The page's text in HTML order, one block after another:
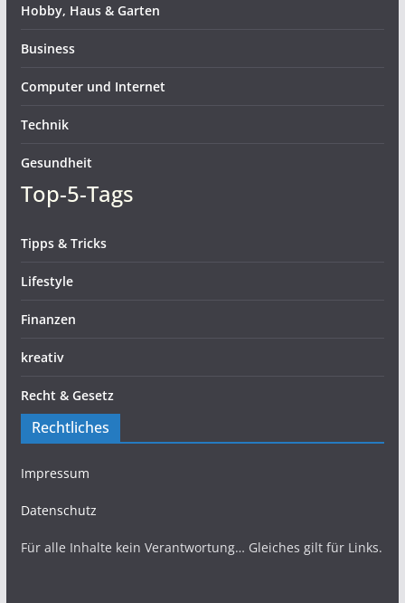
Hobby, Haus & Garten
Business
Computer und Internet
Technik
Gesundheit
Top-5-Tags
Tipps & Tricks
Lifestyle
Finanzen
kreativ
Recht & Gesetz
Rechtliches
Impressum
Datenschutz
Für alle Inhalte kein Verantwortung… Gleiches gilt für Links.